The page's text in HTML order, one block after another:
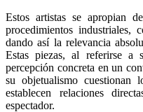
Estos artistas se apropian
procedimientos industriales,
dando así la relevancia
Estas piezas, al referirse a
percepción concreta en un
su objetualismo cuestionan
establecen relaciones
espectador.